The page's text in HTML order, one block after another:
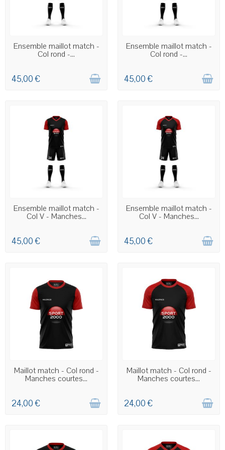
COMMANDE PERSONNALISÉE
Ensemble maillot match -
Col rond -...
45,00 €
COMMANDE PERSONNALISÉE
Ensemble maillot match -
Col rond -...
45,00 €
COMMANDE PERSONNALISÉE
Ensemble maillot match -
Col V - Manches...
45,00 €
COMMANDE PERSONNALISÉE
Ensemble maillot match -
Col V - Manches...
45,00 €
COMMANDE PERSONNALISÉE
Maillot match - Col rond -
Manches courtes...
24,00 €
COMMANDE PERSONNALISÉE
Maillot match - Col rond -
Manches courtes...
24,00 €